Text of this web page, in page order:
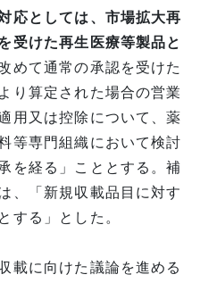
応としては、市場拡大再
受けた再生医療等製品と
めて通常の承認を受けた
り算定された場合の営業
用又は控除について、薬
等専門組織において検討
を経る」こととする。補
、「新規収載品目に対す
する」とした。
載に向けた議論を進める